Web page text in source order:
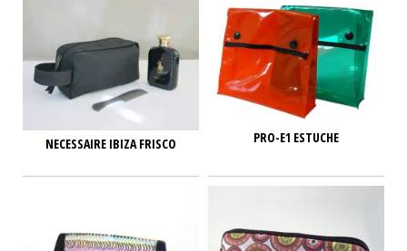
NECESSAIRE IBIZA FRISCO PRO-E1 ESTUCHE